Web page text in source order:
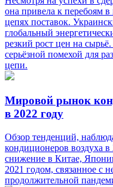
она привела к перебоям
цепях поставок.
глобальный
резкий рост цен на
серьёзной помехой для
цепи.
Мировой рынок
в 2022 году
Обзор тенденций,
кондиционеров воздуха
снижение в Китае,
2021 годом, связанное с
продолжительной